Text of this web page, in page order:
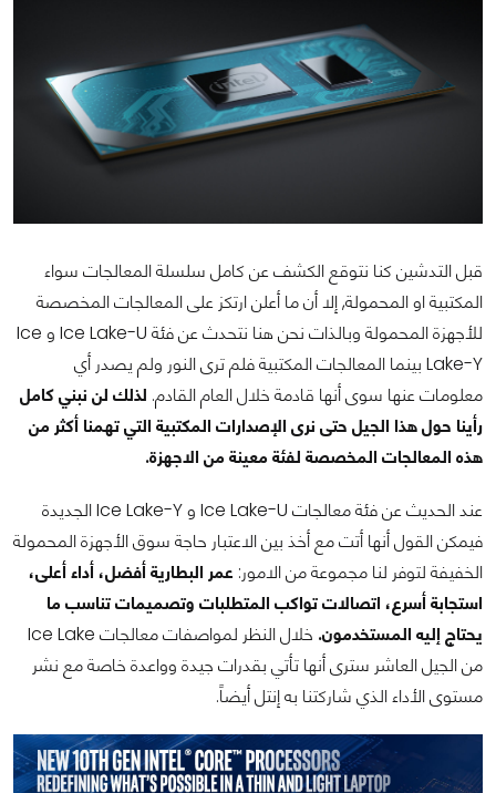
قبل التدشين كنا نتوقع الكشف عن كامل سلسلة المعالجات سواء
المكتبية او المحمولة, إلا أن ما أعلن ارتكز على المعالجات المخصصة
للأجهزة المحمولة وبالذات نحن هنا نتحدث عن فئة Ice Lake-U و Ice
Lake-Y بينما المعالجات المكتبية فلم ترى النور ولم يصدر أي
معلومات عنها سوى أنها قادمة خلال العام القادم. لذلك لن نبني كامل
رأينا حول هذا الجيل حتى نرى الإصدارات المكتبية التي تهمنا أكثر من
هذه المعالجات المخصصة لفئة معينة من الاجهزة.
عند الحديث عن فئة معالجات Ice Lake-U و Ice Lake-Y الجديدة
فيمكن القول أنها أتت مع أخذ بين الاعتبار حاجة سوق الأجهزة المحمولة
الخفيفة لتوفر لنا مجموعة من الامور: عمر البطارية أفضل، أداء أعلى،
استجابة أسرع، اتصالات تواكب المتطلبات وتصميمات تناسب ما
يحتاج إليه المستخدمون.
خلال النظر لمواصفات معالجات Ice Lake
من الجيل العاشر سترى أنها تأتي بقدرات جيدة وواعدة خاصة مع نشر
مستوى الأداء الذي شاركتنا به إنتل أيضاً.